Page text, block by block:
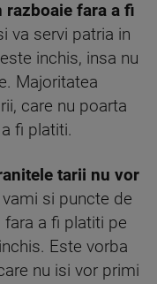
razboaie fara a fi
va servi patria in
inchis, insa nu
Majoritatea
care nu poarta
fi platiti.
tarii nu vor
si puncte de
a fi platiti pe
Este vorba
nu isi vor primi